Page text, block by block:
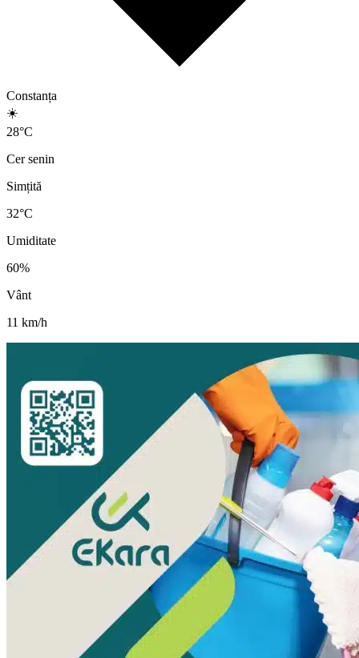
Constanța
☀️
28°C
Cer senin
Simțită
32°C
Umiditate
60%
Vânt
11 km/h